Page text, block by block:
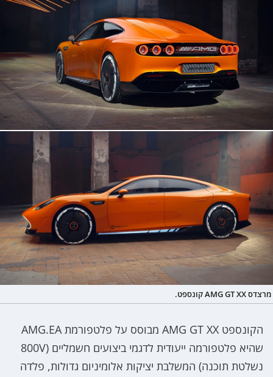
מרצדס AMG GT XX קונספט.
הקונספט AMG GT XX מבוסס על פלטפורמת AMG.EA
שהיא פלטפורמה ייעודית לדגמי ביצועים חשמליים (800V
נשלטת תוכנה) המשלבת יציקות אלומיניום גדולות, פלדה